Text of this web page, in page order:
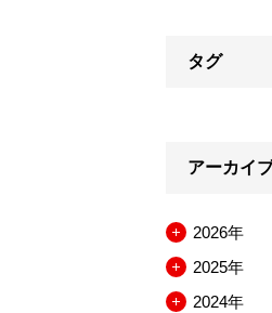
タグ
アーカイ
2026年
メ
2025年
メ
2024年